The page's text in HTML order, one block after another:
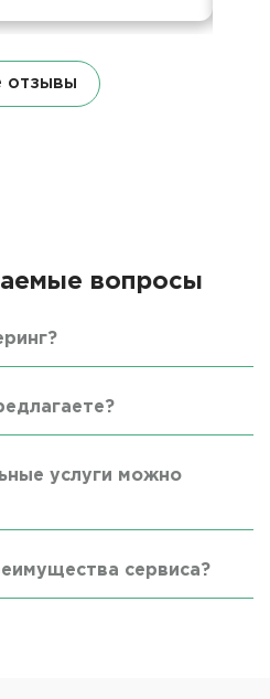
отзывы
вопросы
услуги можно
сервиса?